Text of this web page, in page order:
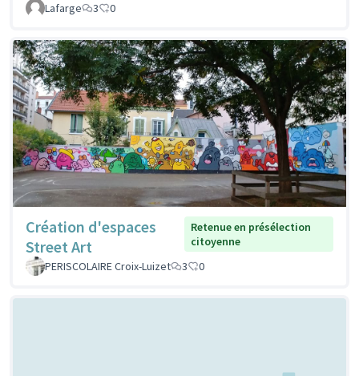
Lafarge
3 0
Création d'espaces
Street Art
Retenue en présélection
citoyenne
PERISCOLAIRE Croix-Luizet
3 0